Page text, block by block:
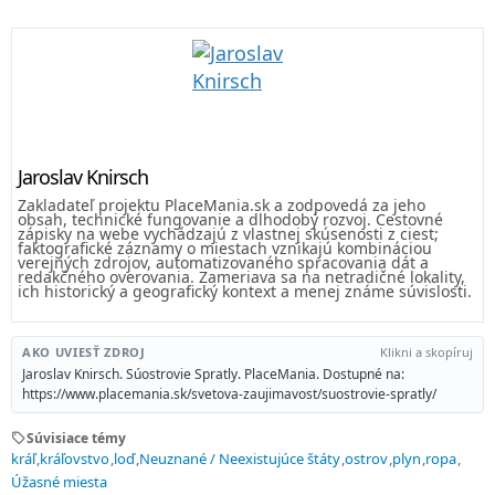
Jaroslav Knirsch
Zakladateľ projektu PlaceMania.sk a zodpovedá za jeho
obsah, technické fungovanie a dlhodobý rozvoj. Cestovné
zápisky na webe vychádzajú z vlastnej skúsenosti z ciest;
faktografické záznamy o miestach vznikajú kombináciou
verejných zdrojov, automatizovaného spracovania dát a
redakčného overovania. Zameriava sa na netradičné lokality,
ich historický a geografický kontext a menej známe súvislosti.
AKO UVIESŤ ZDROJ Klikni a skopíruj
Jaroslav Knirsch. Súostrovie Spratly. PlaceMania. Dostupné na:
https://www.placemania.sk/svetova-zaujimavost/suostrovie-spratly/
sellSúvisiace témy
kráľ kráľovstvo loď Neuznané / Neexistujúce štáty ostrov plyn ropa
Úžasné miesta